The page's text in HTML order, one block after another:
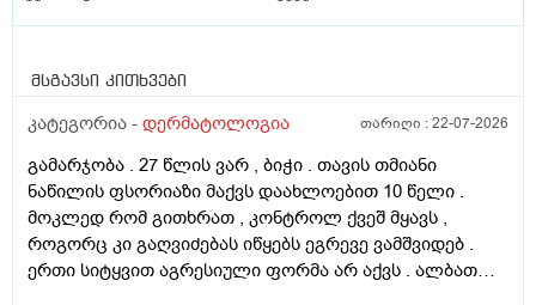
მსგავსი კითხვები
კატეგორია - დერმატოლოგია თარიღი :22-07-2026
გამარჯობა . 27 წლის ვარ , ბიჭი . თავის თმიანი
ნაწილის ფსორიაზი მაქვს დაახლოებით 10 წელი .
მოკლედ რომ გითხრათ , კონტროლ ქვეშ მყავს ,
როგორც კი გაღვიძებას იწყებს ეგრევე ვამშვიდებ .
ერთი სიტყვით აგრესიული ფორმა არ აქვს . ალბათ